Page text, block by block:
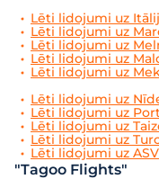
Lēti lidojumi uz
Lēti lidojumi uz
Lēti lidojumi uz
Lēti lidojumi uz
Lēti lidojumi uz
Lēti lidojumi uz
Lēti lidojumi uz
Lēti lidojumi uz
Lēti lidojumi uz
Lēti lidojumi uz ASV
"Tagoo Flights"